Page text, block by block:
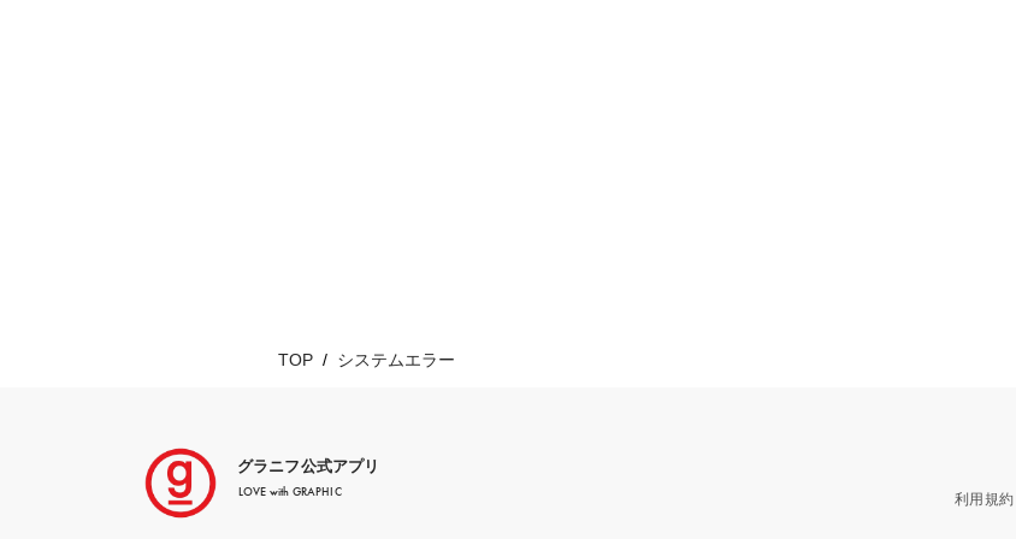
TOP システムエラー
グラニフ公式アプリ
LOVE with GRAPHIC 利用規約